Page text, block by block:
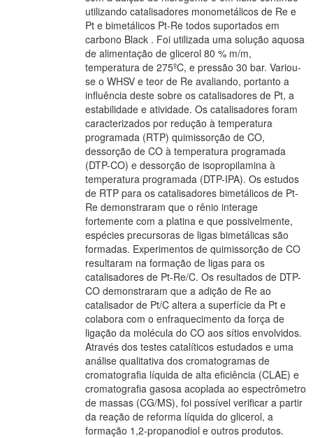
utilizando catalisadores monometálicos de Re e
Pt e bimetálicos Pt-Re todos suportados em
carbono Black . Foi utilizada uma solução aquosa
de alimentação de glicerol 80 % m/m,
temperatura de 275ºC, e pressão 30 bar. Variou-
se o WHSV e teor de Re avaliando, portanto a
influência deste sobre os catalisadores de Pt, a
estabilidade e atividade. Os catalisadores foram
caracterizados por redução à temperatura
programada (RTP) quimissorção de CO,
dessorção de CO à temperatura programada
(DTP-CO) e dessorção de isopropilamina à
temperatura programada (DTP-IPA). Os estudos
de RTP para os catalisadores bimetálicos de Pt-
Re demonstraram que o rênio interage
fortemente com a platina e que possivelmente,
espécies precursoras de ligas bimetálicas são
formadas. Experimentos de quimissorção de CO
resultaram na formação de ligas para os
catalisadores de Pt-Re/C. Os resultados de DTP-
CO demonstraram que a adição de Re ao
catalisador de Pt/C altera a superfície da Pt e
colabora com o enfraquecimento da força de
ligação da molécula do CO aos sítios envolvidos.
Através dos testes catalíticos estudados e uma
análise qualitativa dos cromatogramas de
cromatografia líquida de alta eficiência (CLAE) e
cromatografia gasosa acoplada ao espectrômetro
de massas (CG/MS), foi possível verificar a partir
da reação de reforma líquida do glicerol, a
formação 1,2-propanodiol e outros produtos.